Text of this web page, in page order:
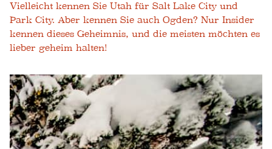
Vielleicht kennen Sie Utah für Salt Lake City und
Park City. Aber kennen Sie auch Ogden? Nur Insider
kennen dieses Geheimnis, und die meisten möchten es
lieber geheim halten!